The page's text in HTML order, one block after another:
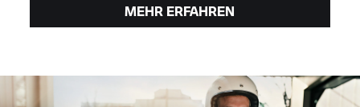
MEHR ERFAHREN